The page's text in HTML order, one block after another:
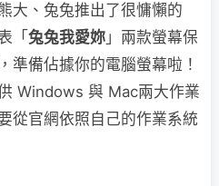
大、兔兔推出了很慵懶的
「兔兔我愛妳 」兩款螢幕保
準備佔據你的電腦螢幕啦！
Windows 與 Mac兩大作業
從官網依照自己的作業系統